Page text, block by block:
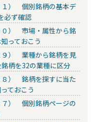
１） 個別銘柄の基本デ
必ず確認
０） 市場・属性から銘
っておこう
９） 業種から銘柄を見
柄を32の業種に区分
８） 銘柄を探すに当た
ておこう
７） 個別銘柄ページの